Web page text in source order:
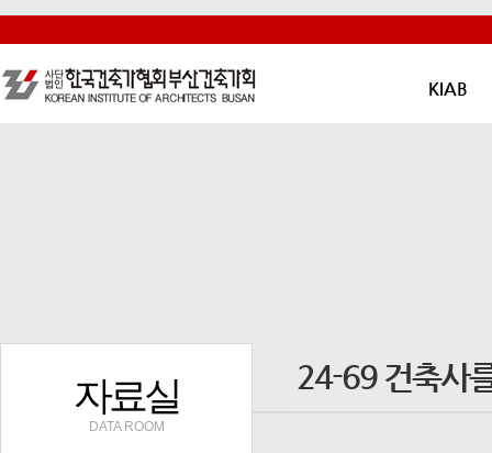
KIAB
자료실
DATA ROOM
24-69 건축사